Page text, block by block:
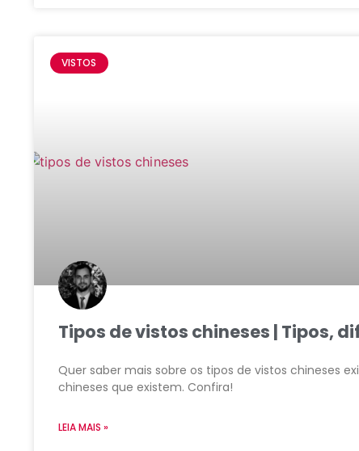
VISTOS
Tipos de vistos chineses | Tipos,
Quer saber mais sobre os tipos de vistos chineses
chineses que existem. Confira!
LEIA MAIS »